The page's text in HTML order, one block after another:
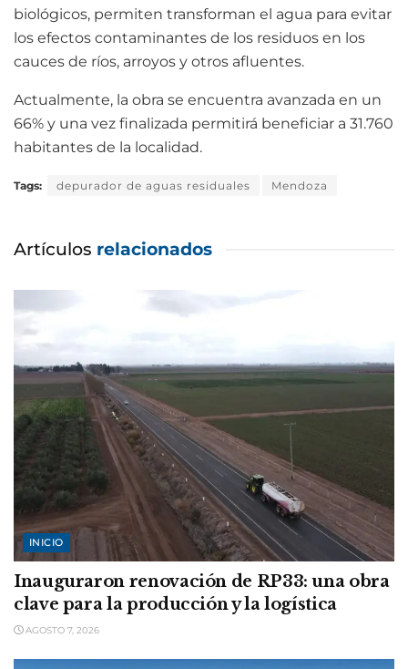
biológicos, permiten transforman el agua para evitar
los efectos contaminantes de los residuos en los
cauces de ríos, arroyos y otros afluentes.
Actualmente, la obra se encuentra avanzada en un
66% y una vez finalizada permitirá beneficiar a 31.760
habitantes de la localidad.
Tags: depurador de aguas residuales Mendoza
Artículos relacionados
INICIO
Inauguraron renovación de RP33: una obra
clave para la producción y la logística
AGOSTO 7, 2026